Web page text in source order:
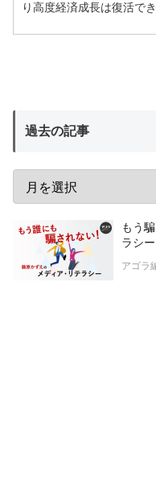
り高度経済成長は復活でき
過去の記事
もう
ラシー
アゴラ